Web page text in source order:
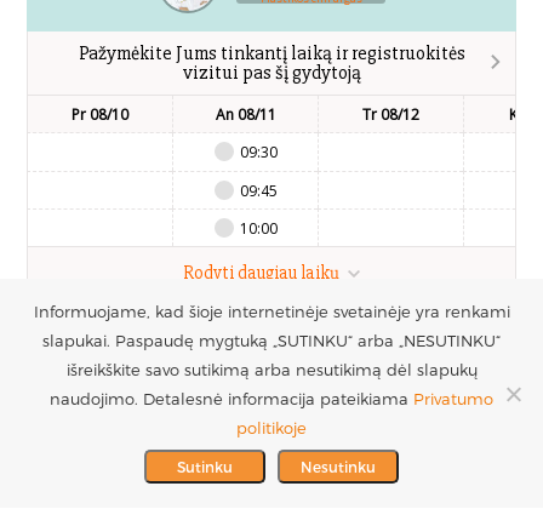
Pažymėkite Jums tinkantį laiką ir registruokitės
vizitui pas šį gydytoją
Pr 08/10
An 08/11
09:30
09:45
10:00
Tr 08/12 Kt
Rodyti daugiau laikų
Registruotis vizitui
PARTNERIAI >
MES REMIAME >
UAB Estetinės
chirurgijos centras
Į.k. 300016228
PVM mokėtojo kodas
LT100005717312
+370 686 33217
info@plastinechirurgija.lt
Informuojame, kad šioje internetinėje svetainėje yra renkami
slapukai. Paspaudę mygtuką „SUTINKU“ arba „NESUTINKU“
išreikškite savo sutikimą arba nesutikimą dėl slapukų
naudojimo. Detalesnė informacija pateikiama Privatumo
politikoje
Sutinku Nesutinku